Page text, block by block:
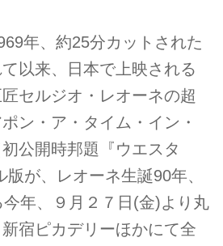
年、約25分カットされた
以来、日本で上映される
セルジオ・レオーネの超
ン・ア・タイム・イン・
公開時邦題『ウエスタ
が、レオーネ生誕90年、
年、９月２７日(金)より丸
宿ピカデリーほかにて全